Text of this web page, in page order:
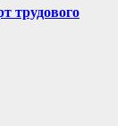
трудового